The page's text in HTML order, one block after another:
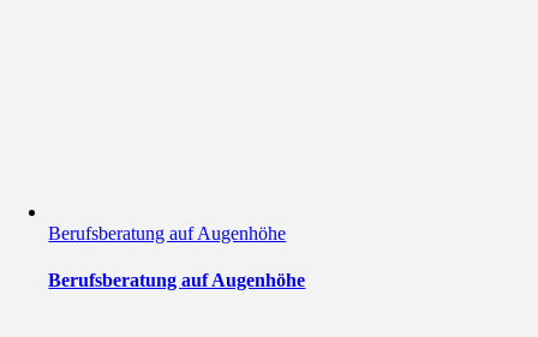
Berufsberatung auf Augenhöhe
Berufsberatung auf Augenhöhe